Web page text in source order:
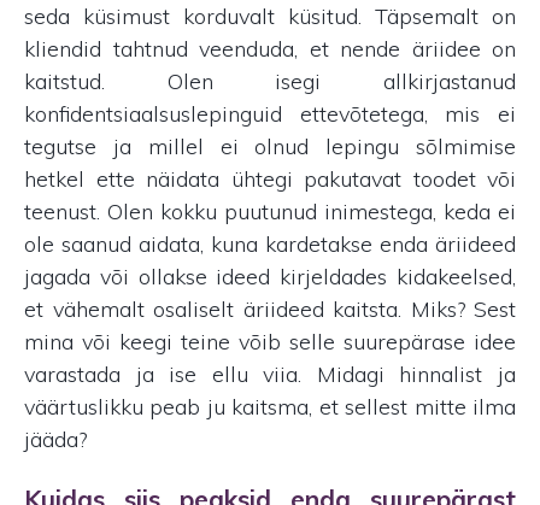
seda küsimust korduvalt küsitud. Täpsemalt on
kliendid tahtnud veenduda, et nende äriidee on
kaitstud. Olen isegi allkirjastanud
konfidentsiaalsuslepinguid ettevõtetega, mis ei
tegutse ja millel ei olnud lepingu sõlmimise
hetkel ette näidata ühtegi pakutavat toodet või
teenust. Olen kokku puutunud inimestega, keda ei
ole saanud aidata, kuna kardetakse enda äriideed
jagada või ollakse ideed kirjeldades kidakeelsed,
et vähemalt osaliselt äriideed kaitsta. Miks? Sest
mina või keegi teine võib selle suurepärase idee
varastada ja ise ellu viia. Midagi hinnalist ja
väärtuslikku peab ju kaitsma, et sellest mitte ilma
jääda?